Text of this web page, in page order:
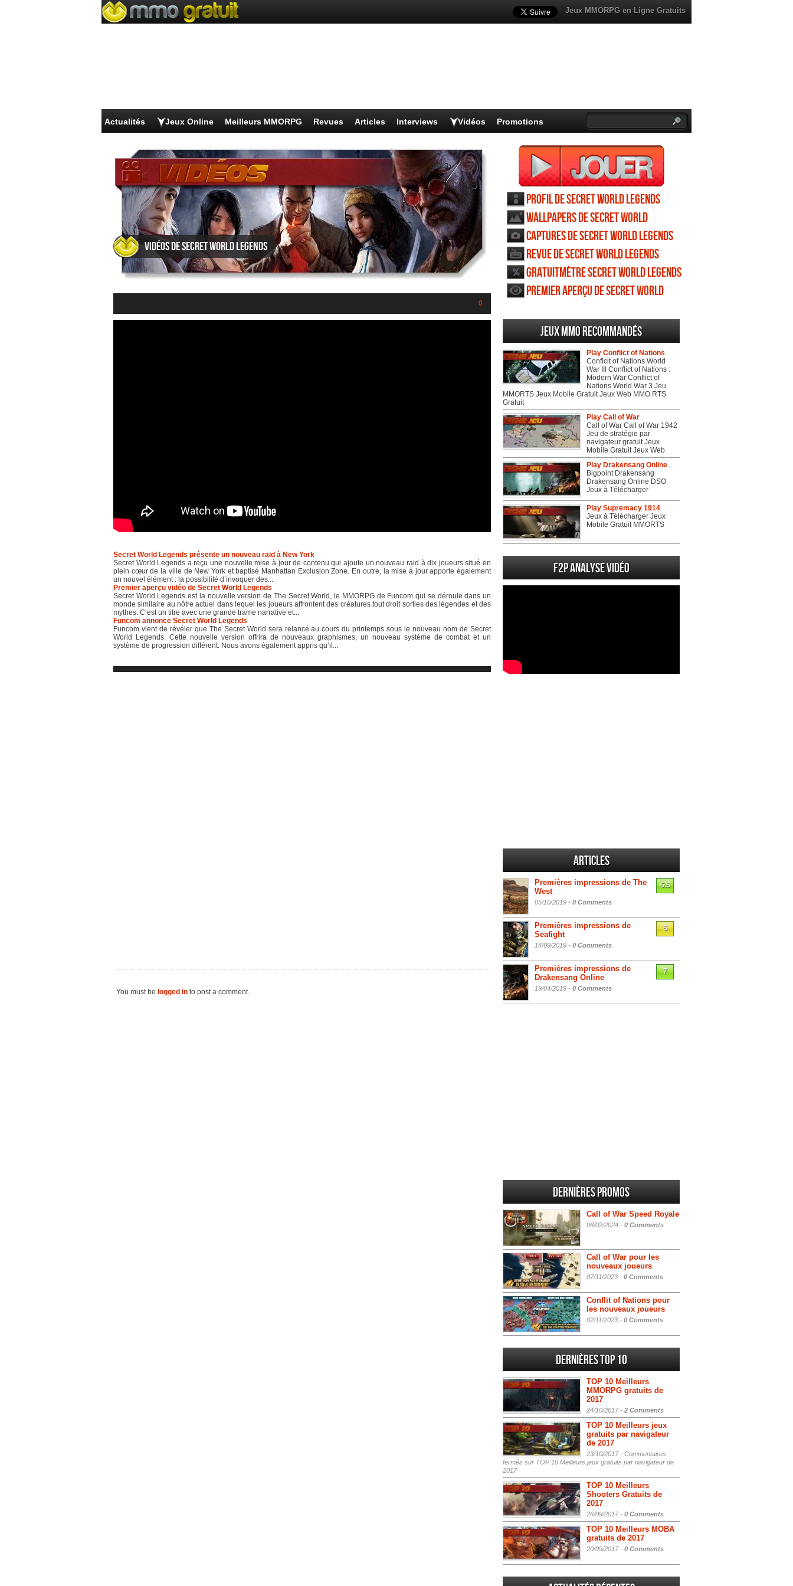
Jeux MMORPG en Ligne Gratuits
Actualités Jeux Online Meilleurs MMORPG Revues Articles Interviews Vidéos Promotions
Vidéos de Secret World Legends
0
Secret World Legends présente un nouveau raid à New York
Secret World Legends a reçu une nouvelle mise à jour de contenu qui ajoute un nouveau raid à dix joueurs situé en
plein cœur de la ville de New York et baptisé Manhattan Exclusion Zone. En outre, la mise à jour apporte également
un nouvel élément : la possibilité d’invoquer des...
Premier aperçu vidéo de Secret World Legends
Secret World Legends est la nouvelle version de The Secret World, le MMORPG de Funcom qui se déroule dans un
monde similaire au nôtre actuel dans lequel les joueurs affrontent des créatures tout droit sorties des légendes et des
mythes. C’est un titre avec une grande trame narrative et...
Funcom annonce Secret World Legends
Funcom vient de révéler que The Secret World sera relancé au cours du printemps sous le nouveau nom de Secret
World Legends. Cette nouvelle version offrira de nouveaux graphismes, un nouveau système de combat et un
système de progression différent. Nous avons également appris qu’il...
You must be logged in to post a comment.
Profil de Secret World Legends
Wallpapers de Secret World
Legends
Captures de Secret World Legends
Revue de Secret World Legends
Gratuitmètre Secret World Legends
Premier aperçu de Secret World
Jeux MMO recommandés
Play Conflict of Nations
Conflcit of Nations World
War III Conflict of Nations :
Modern War Conflict of
Nations World War 3 Jeu
MMORTS Jeux Mobile Gratuit Jeux Web MMO RTS
Gratuit
Play Call of War
Call of War Call of War 1942
Jeu de stratégie par
navigateur gratuit Jeux
Mobile Gratuit Jeux Web
Play Drakensang Online
Bigpoint Drakensang
Drakensang Online DSO
Jeux à Télécharger
Play Supremacy 1914
Jeux à Télécharger Jeux
Mobile Gratuit MMORTS
F2P Analyse vidéo
Articles
Premières impressions de The
West
05/10/2019 - 0 Comments
6.5
Premières impressions de
Seafight
14/09/2019 - 0 Comments
5
Premières impressions de
Drakensang Online
19/04/2019 - 0 Comments
7
Dernières promos
Call of War Speed Royale
06/02/2024 - 0 Comments
Call of War pour les
nouveaux joueurs
07/11/2023 - 0 Comments
Conflit of Nations pour
les nouveaux joueurs
02/11/2023 - 0 Comments
Dernières Top 10
TOP 10 Meilleurs
MMORPG gratuits de
2017
24/10/2017 - 2 Comments
TOP 10 Meilleurs jeux
gratuits par navigateur
de 2017
23/10/2017 - Commentaires
fermés sur TOP 10 Meilleurs jeux gratuits par navigateur de
2017
TOP 10 Meilleurs
Shooters Gratuits de
2017
26/09/2017 - 0 Comments
TOP 10 Meilleurs MOBA
gratuits de 2017
20/09/2017 - 0 Comments